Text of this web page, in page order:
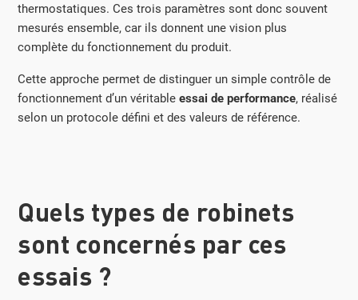
thermostatiques. Ces trois paramètres sont donc souvent
mesurés ensemble, car ils donnent une vision plus
complète du fonctionnement du produit.
Cette approche permet de distinguer un simple contrôle de
fonctionnement d’un véritableessai de performance, réalisé
selon un protocole défini et des valeurs de référence.
Quels types de robinets
sont concernés par ces
essais ?